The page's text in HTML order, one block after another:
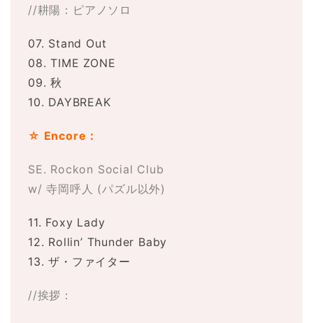
//耕陽：ピアノソロ
07. Stand Out
08. TIME ZONE
09. 秋
10. DAYBREAK
☆ Encore：
SE. Rockon Social Club
w/ 寺岡呼人 (パズル以外)
11. Foxy Lady
12. Rollin’ Thunder Baby
13. ザ・ファイター
//挨拶：